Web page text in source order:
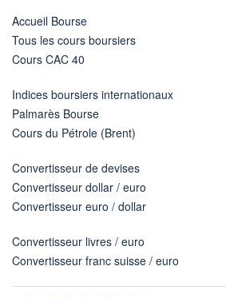
Accueil Bourse
Tous les cours boursiers
Cours CAC 40
Indices boursiers internationaux
Palmarès Bourse
Cours du Pétrole (Brent)
Convertisseur de devises
Convertisseur dollar / euro
Convertisseur euro / dollar
Convertisseur livres / euro
Convertisseur franc suisse / euro